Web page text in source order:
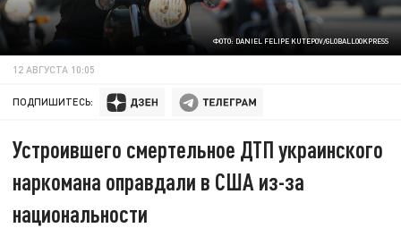
ФОТО: DANIEL FELIPE KUTEPOV/GLOBALLOOKPRESS
12 АВГУСТА 10:05
ПОДПИШИТЕСЬ:
Устроившего смертельное ДТП украинского
наркомана оправдали в США из-за
национальности